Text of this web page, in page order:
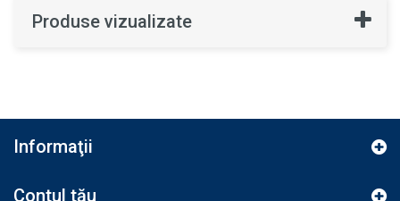
Produse vizualizate
Informaţii
Contul tău